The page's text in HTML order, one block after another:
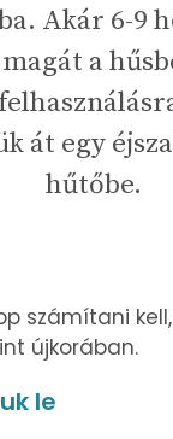
Akár 6-9
a
át egy
hűtőbe.
számítani
újkorában.
le